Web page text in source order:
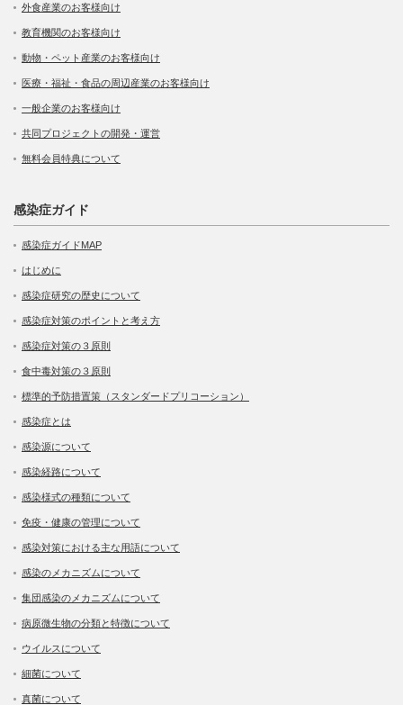
外食産業のお客様向け
教育機関のお客様向け
動物・ペット産業のお客様向け
医療・福祉・食品の周辺産業のお客様向け
一般企業のお客様向け
共同プロジェクトの開発・運営
無料会員特典について
感染症ガイド
感染症ガイドMAP
はじめに
感染症研究の歴史について
感染症対策のポイントと考え方
感染症対策の３原則
食中毒対策の３原則
標準的予防措置策（スタンダードプリコーション）
感染症とは
感染源について
感染経路について
感染様式の種類について
免疫・健康の管理について
感染対策における主な用語について
感染のメカニズムについて
集団感染のメカニズムについて
病原微生物の分類と特徴について
ウイルスについて
細菌について
真菌について